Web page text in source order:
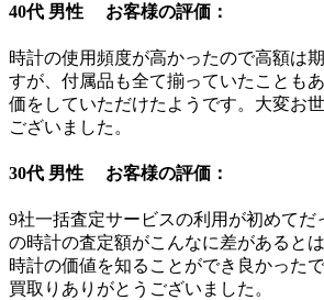
40代 男性 お客様の評価：
時計の使用頻度が高かったので高額は
すが、付属品も全て揃っていたことも
価をしていただけたようです。大変お
ございました。
30代 男性 お客様の評価：
9社一括査定サービスの利用が初めてだ
の時計の査定額がこんなに差があると
時計の価値を知ることができ良かった
買取りありがとうございました。